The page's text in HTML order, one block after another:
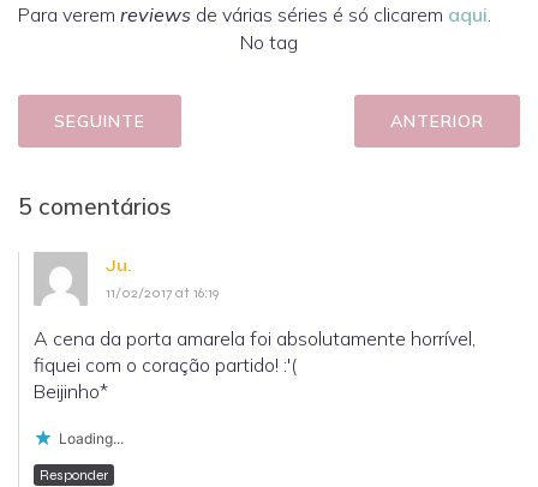
Para verem reviews de várias séries é só clicarem aqui
No tag
SEGUINTE ANTERIOR
5 comentários
Ju.
11/02/2017 at 16:19
A cena da porta amarela foi absolutamente horrível,
fiquei com o coração partido! :'(
Beijinho*
Loading...
Responder